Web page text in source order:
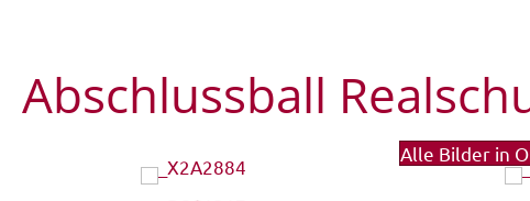
Abschlussball
Alle Bilder in